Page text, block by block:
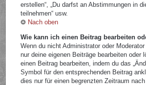
erstellen“, „Du darfst an Abstimmungen in
teilnehmen“ usw.
Nach oben
Wie kann ich einen Beitrag bearbeiten
Wenn du nicht Administrator oder
nur deine eigenen Beiträge bearbeiten oder
einen Beitrag bearbeiten, indem du das
Symbol für den entsprechenden Beitrag
dies nur für einen begrenzten Zeitraum